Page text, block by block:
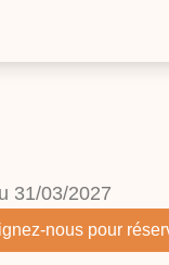
31/03/2027
nous pour